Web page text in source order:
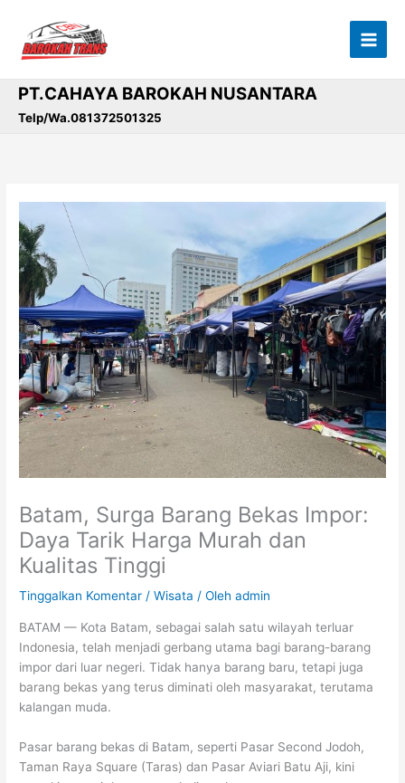
konten
PT.CAHAYA BAROKAH NUSANTARA
Telp/Wa.081372501325
Batam, Surga Barang Bekas Impor:
Daya Tarik Harga Murah dan
Kualitas Tinggi
Tinggalkan Komentar /Wisata / Olehadmin
BATAM — Kota Batam, sebagai salah satu wilayah terluar
Indonesia, telah menjadi gerbang utama bagi barang-barang
impor dari luar negeri. Tidak hanya barang baru, tetapi juga
barang bekas yang terus diminati oleh masyarakat, terutama
kalangan muda.
Pasar barang bekas di Batam, seperti Pasar Second Jodoh,
Taman Raya Square (Taras) dan Pasar Aviari Batu Aji, kini